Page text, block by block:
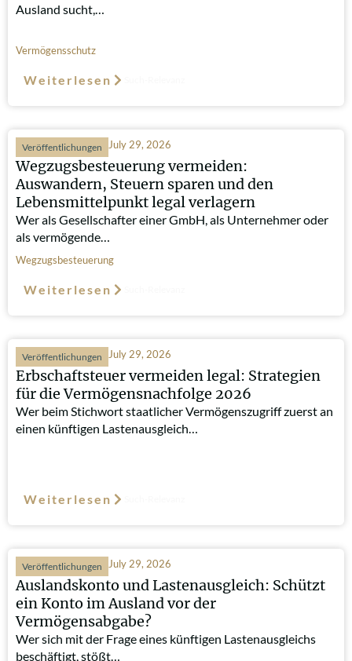
Ausland sucht,…
Vermögensschutz
Weiterlesen
Veröffentlichungen July 29, 2026
Wegzugsbesteuerung vermeiden:
Auswandern, Steuern sparen und den
Lebensmittelpunkt legal verlagern
Wer als Gesellschafter einer GmbH, als Unternehmer oder
als vermögende…
Wegzugsbesteuerung
Weiterlesen
Veröffentlichungen July 29, 2026
Erbschaftsteuer vermeiden legal: Strategien
für die Vermögensnachfolge 2026
Wer beim Stichwort staatlicher Vermögenszugriff zuerst an
einen künftigen Lastenausgleich…
Weiterlesen
Veröffentlichungen July 29, 2026
Auslandskonto und Lastenausgleich: Schützt
ein Konto im Ausland vor der
Vermögensabgabe?
Wer sich mit der Frage eines künftigen Lastenausgleichs
beschäftigt, stößt…